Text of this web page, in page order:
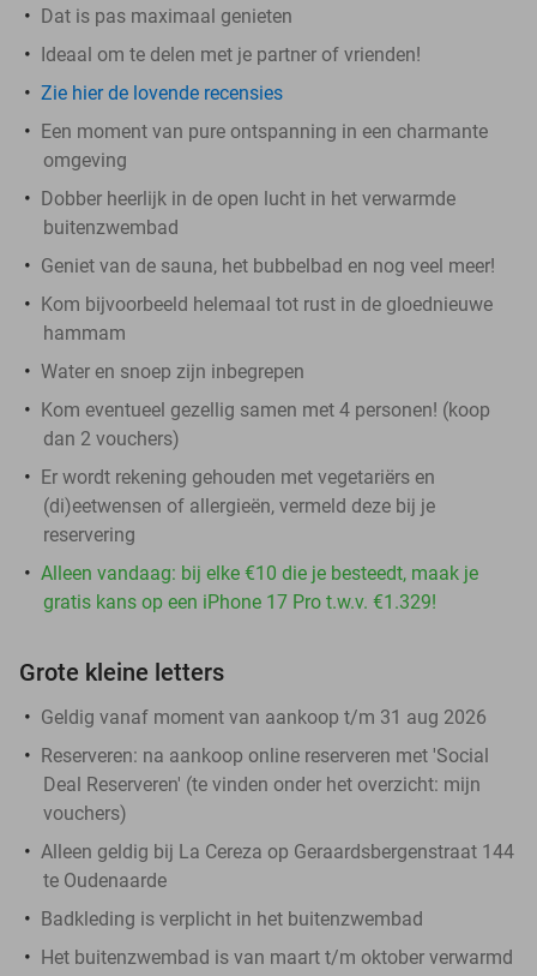
Dat is pas maximaal genieten
Ideaal om te delen met je partner of vrienden!
Zie hier de lovende recensies
Een moment van pure ontspanning in een charmante
omgeving
Dobber heerlijk in de open lucht in het verwarmde
buitenzwembad
Geniet van de sauna, het bubbelbad en nog veel meer!
Kom bijvoorbeeld helemaal tot rust in de gloednieuwe
hammam
Water en snoep zijn inbegrepen
Kom eventueel gezellig samen met 4 personen! (koop
dan 2 vouchers)
Er wordt rekening gehouden met vegetariërs en
(di)eetwensen of allergieën, vermeld deze bij je
reservering
Alleen vandaag: bij elke €10 die je besteedt, maak je
gratis kans op een iPhone 17 Pro t.w.v. €1.329!
Grote kleine letters
Geldig vanaf moment van aankoop t/m 31 aug 2026
Reserveren: na aankoop online reserveren met 'Social
Deal Reserveren' (te vinden onder het overzicht: mijn
vouchers)
Alleen geldig bij La Cereza op Geraardsbergenstraat 144
te Oudenaarde
Badkleding is verplicht in het buitenzwembad
Het buitenzwembad is van maart t/m oktober verwarmd